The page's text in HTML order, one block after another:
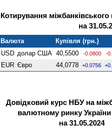
Котирування
на
Валюта Купівля (грн.)
USD долар США 40,5500 -0.0800 -
EUR Євро 44,0778 +0.0756
Довідковий курс НБУ на
валютному ринку України
на 31.05.2024